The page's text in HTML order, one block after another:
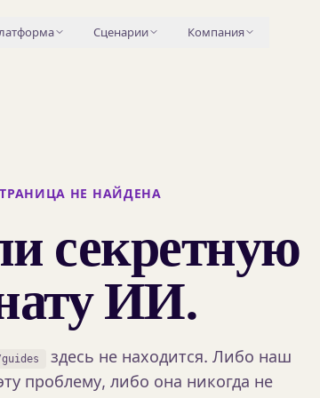
Сценарии Компания
НЕ НАЙДЕНА
секретную
ИИ.
здесь не находится. Либо наш
проблему, либо она никогда не